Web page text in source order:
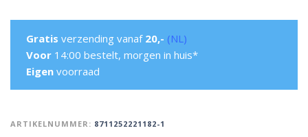
Gratis verzending vanaf 20,- (NL)
Voor 14:00 bestelt, morgen in huis*
Eigen voorraad
ARTIKELNUMMER: 8711252221182-1